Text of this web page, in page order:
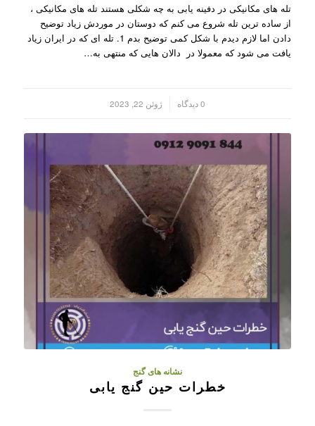
تله های مکانیکی در دفینه یابی به چه شکلی هستند تله های مکانیکی ،
از ساده ترین تله شروع می کنم که دوستان در موردش زیاد توضیح
دادن اما لازم دیدم با شکل کمی توضیح بدم 1. تله ای که در ایران زیاد
یافت می شود که معمولا در دالان هایی که منتهی به…
0 دیدگاه ژوئن 22, 2023
نشانه های گنج
خطرات حین گنج یابی